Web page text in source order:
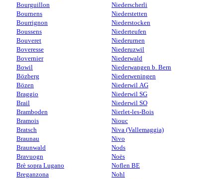
Bourguillon
Bournens
Bourrignon
Boussens
Bouveret
Boveresse
Bovernier
Bowil
Bözberg
Bözen
Braggio
Brail
Bramboden
Bramois
Bratsch
Braunau
Braunwald
Bravuogn
Brè sopra Lugano
Breganzona
Niederscherli
Niederstetten
Niederstocken
Niederteufen
Niederurnen
Niederuzwil
Niederwald
Niederwangen b. Bern
Niederweningen
Niederwil AG
Niederwil SG
Niederwil SO
Nierlet-les-Bois
Niouc
Niva (Vallemaggia)
Nivo
Nods
Noës
Noflen BE
Nohl